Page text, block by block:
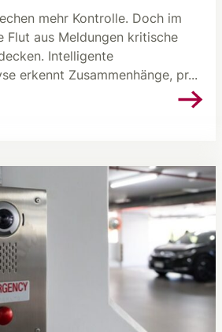
mehr Kontrolle. Doch im
Flut aus Meldungen kritische
Intelligente
erkennt Zusammenhänge, pr...